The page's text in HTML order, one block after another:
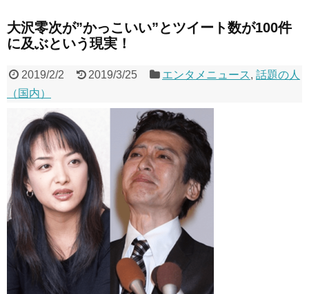
大沢零次が”かっこいい”とツイート数が100件
に及ぶという現実！
2019/2/2 2019/3/25 エンタメニュース,話題の人
（国内）